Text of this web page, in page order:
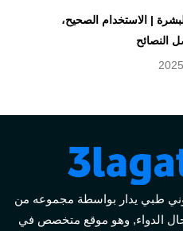
| الاستخدام الصحيح،
النصائح
طبي يدار بواسطة مجموعه من
الدواء, وهو موقع متخصص في